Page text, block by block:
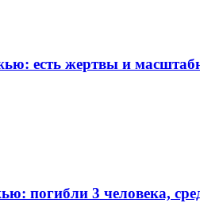
есть жертвы и
погибли 3 человека,